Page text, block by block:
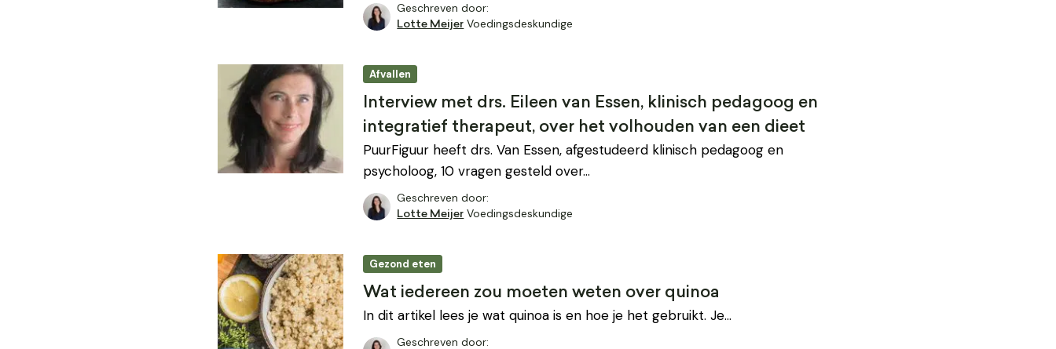
Geschreven door:
Lotte Meijer Voedingsdeskundige
Afvallen
Interview met drs. Eileen van Essen, klinisch pedagoog en
integratief therapeut, over het volhouden van een dieet
PuurFiguur heeft drs. Van Essen, afgestudeerd klinisch pedagoog en
psycholoog, 10 vragen gesteld over…
Geschreven door:
Lotte Meijer Voedingsdeskundige
Gezond eten
Wat iedereen zou moeten weten over quinoa
In dit artikel lees je wat quinoa is en hoe je het gebruikt. Je…
Geschreven door: